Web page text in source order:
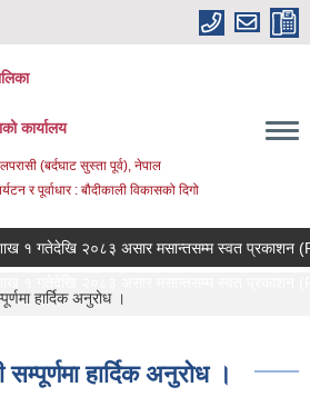
कार्यालय
(बर्दघाट सुस्ता पूर्व), नेपाल
र पूर्वाधार : बौदीकाली विकासको दिगो
गतेदेखि २०८३ असार मसान्तसम्म स्वत प्रकाशन
हार्दिक अनुरोध ।
सम्पूर्णमा हार्दिक अनुरोध ।